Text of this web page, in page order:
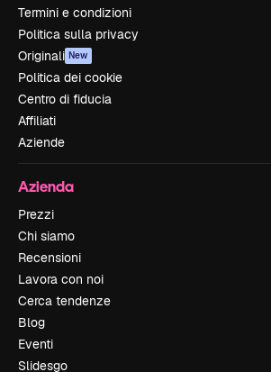
Termini e condizioni
Politica sulla privacy
Originali New
Politica dei cookie
Centro di fiducia
Affiliati
Aziende
Azienda
Prezzi
Chi siamo
Recensioni
Lavora con noi
Cerca tendenze
Blog
Eventi
Slidesgo